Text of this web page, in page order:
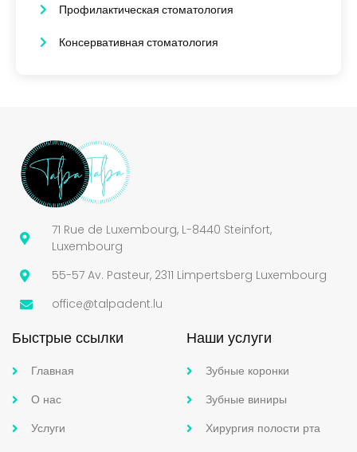
Профилактическая стоматология
Консервативная стоматология
71 Rue de Luxembourg, L-8440 Steinfort,
Luxembourg
55-57 Av. Pasteur, 2311 Limpertsberg Luxembourg
office@talpadent.lu
Быстрые ссылки
Главная
О нас
Услуги
Наши услуги
Зубные коронки
Зубные виниры
Хирургия полости рта